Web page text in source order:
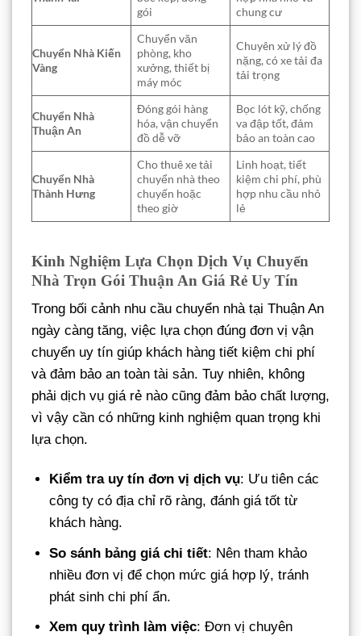
gói
chung cư
Chuyển Nhà Kiến
Vàng
Chuyển văn
phòng, kho
xưởng, thiết bị
máy móc
Chuyên xử lý đồ
nặng, có xe tải đa
tải trọng
Chuyển Nhà
Thuận An
Đóng gói hàng
hóa, vận chuyển
đồ dễ vỡ
Bọc lót kỹ, chống
va đập tốt, đảm
bảo an toàn cao
Chuyển Nhà
Thành Hưng
Cho thuê xe tải
chuyển nhà theo
chuyến hoặc
theo giờ
Linh hoạt, tiết
kiệm chi phí, phù
hợp nhu cầu nhỏ
lẻ
Kinh Nghiệm Lựa Chọn Dịch Vụ Chuyển
Nhà Trọn Gói Thuận An Giá Rẻ Uy Tín
Trong bối cảnh nhu cầu chuyển nhà tại Thuận An
ngày càng tăng, việc lựa chọn đúng đơn vị vận
chuyển uy tín giúp khách hàng tiết kiệm chi phí
và đảm bảo an toàn tài sản. Tuy nhiên, không
phải dịch vụ giá rẻ nào cũng đảm bảo chất lượng,
vì vậy cần có những kinh nghiệm quan trọng khi
lựa chọn.
Kiểm tra uy tín đơn vị dịch vụ: Ưu tiên các
công ty có địa chỉ rõ ràng, đánh giá tốt từ
khách hàng.
So sánh bảng giá chi tiết: Nên tham khảo
nhiều đơn vị để chọn mức giá hợp lý, tránh
phát sinh chi phí ẩn.
Xem quy trình làm việc: Đơn vị chuyên